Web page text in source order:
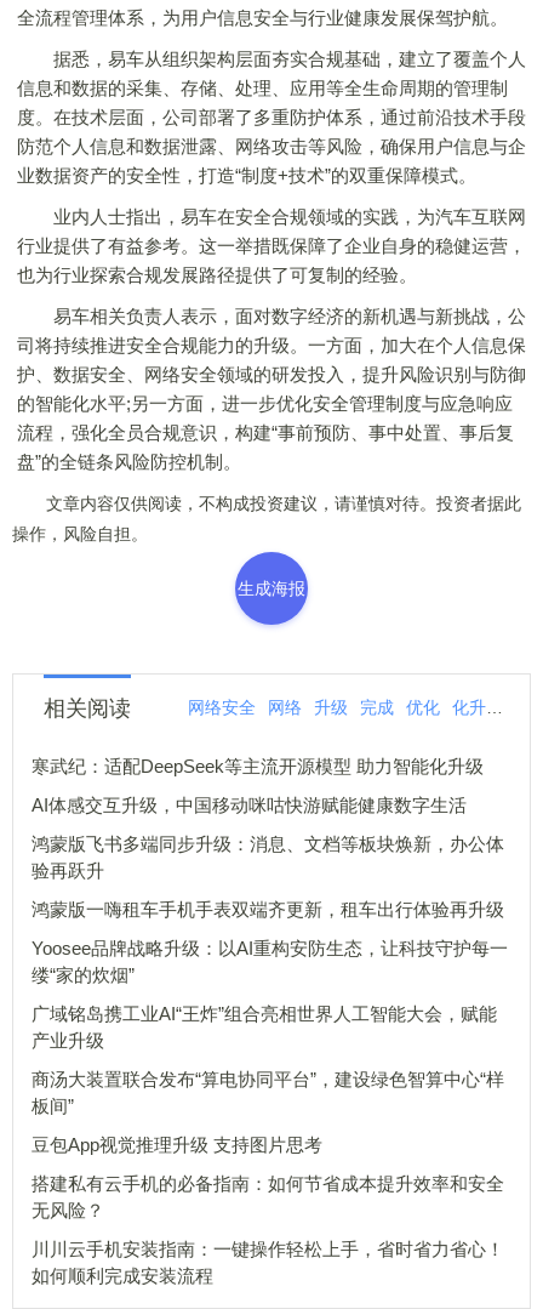
全流程管理体系，为用户信息安全与行业健康发展保驾护航。
据悉，易车从组织架构层面夯实合规基础，建立了覆盖个人
信息和数据的采集、存储、处理、应用等全生命周期的管理制
度。在技术层面，公司部署了多重防护体系，通过前沿技术手段
防范个人信息和数据泄露、网络攻击等风险，确保用户信息与企
业数据资产的安全性，打造“制度+技术”的双重保障模式。
业内人士指出，易车在安全合规领域的实践，为汽车互联网
行业提供了有益参考。这一举措既保障了企业自身的稳健运营，
也为行业探索合规发展路径提供了可复制的经验。
易车相关负责人表示，面对数字经济的新机遇与新挑战，公
司将持续推进安全合规能力的升级。一方面，加大在个人信息保
护、数据安全、网络安全领域的研发投入，提升风险识别与防御
的智能化水平;另一方面，进一步优化安全管理制度与应急响应
流程，强化全员合规意识，构建“事前预防、事中处置、事后复
盘”的全链条风险防控机制。
文章内容仅供阅读，不构成投资建议，请谨慎对待。投资者据此
操作，风险自担。
生成海报
相关阅读 网络安全 网络 升级 完成 优化 化升
寒武纪：适配DeepSeek等主流开源模型 助力智能化升级
AI体感交互升级，中国移动咪咕快游赋能健康数字生活
鸿蒙版飞书多端同步升级：消息、文档等板块焕新，办公体
验再跃升
鸿蒙版一嗨租车手机手表双端齐更新，租车出行体验再升级
Yoosee品牌战略升级：以AI重构安防生态，让科技守护每一
缕“家的炊烟”
广域铭岛携工业AI“王炸”组合亮相世界人工智能大会，赋能
产业升级
商汤大装置联合发布“算电协同平台”，建设绿色智算中心“样
板间”
豆包App视觉推理升级 支持图片思考
搭建私有云手机的必备指南：如何节省成本提升效率和安全
无风险？
川川云手机安装指南：一键操作轻松上手，省时省力省心！
如何顺利完成安装流程